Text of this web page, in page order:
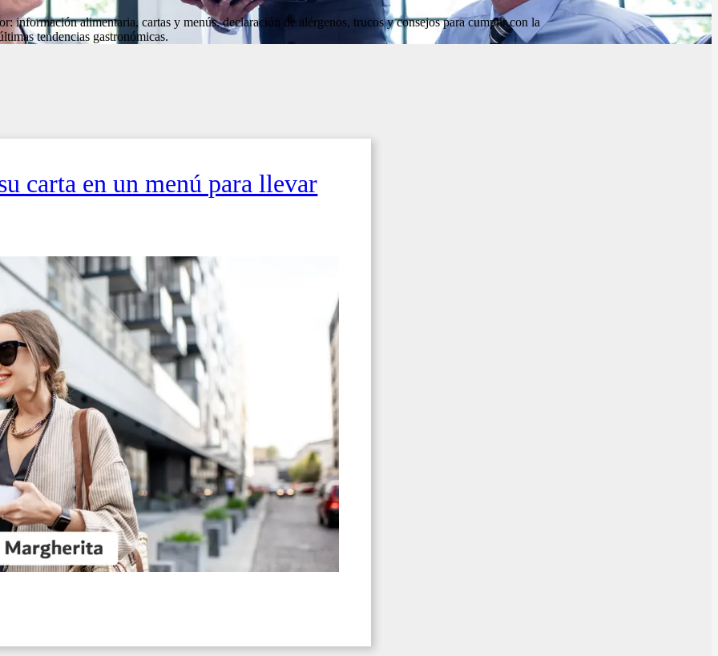
información alimentaria, cartas y menús, declaración de alérgenos, trucos y consejos para cumplir con la
tendencias gastronómicas.
carta en un menú para llevar